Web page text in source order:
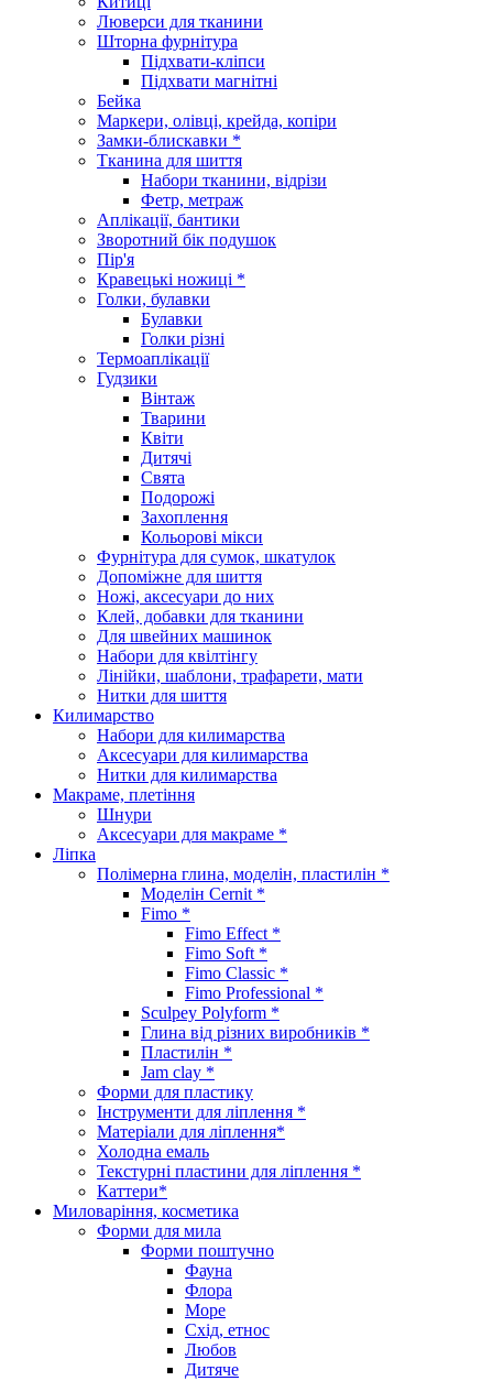
Люверси для тканини
Шторна фурнітура
Підхвати-кліпси
Підхвати магнітні
Бейка
Маркери, олівці, крейда, копіри
Замки-блискавки *
Тканина для шиття
Набори тканини, відрізи
Фетр, метраж
Аплікації, бантики
Зворотний бік подушок
Пір'я
Кравецькі ножиці *
Голки, булавки
Булавки
Голки різні
Термоаплікації
Гудзики
Вінтаж
Тварини
Квіти
Дитячі
Свята
Подорожі
Захоплення
Кольорові мікси
Фурнітура для сумок, шкатулок
Допоміжне для шиття
Ножі, аксесуари до них
Клей, добавки для тканини
Для швейних машинок
Набори для квілтінгу
Лінійки, шаблони, трафарети, мати
Нитки для шиття
Килимарство
Набори для килимарства
Аксесуари для килимарства
Нитки для килимарства
Макраме, плетіння
Шнури
Аксесуари для макраме *
Ліпка
Полімерна глина, моделін, пластилін *
Моделін Cernit *
Fimo *
Fimo Effect *
Fimo Soft *
Fimo Classic *
Fimo Professional *
Sculpey Polyform *
Глина від різних виробників *
Пластилін *
Jam clay *
Форми для пластику
Інструменти для ліплення *
Матеріали для ліплення*
Холодна емаль
Текстурні пластини для ліплення *
Каттери*
Миловаріння, косметика
Форми для мила
Форми поштучно
Фауна
Флора
Море
Схід, етнос
Любов
Дитяче